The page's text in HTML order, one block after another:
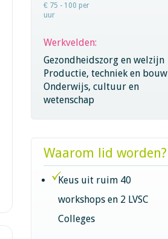
€ 75 - 100 per
uur
Werkvelden:
Gezondheidszorg en welzijn
Productie, techniek en bouw
Onderwijs, cultuur en
wetenschap
Waarom lid worden?
Keus uit ruim 40
workshops en 2 LVSC
Colleges